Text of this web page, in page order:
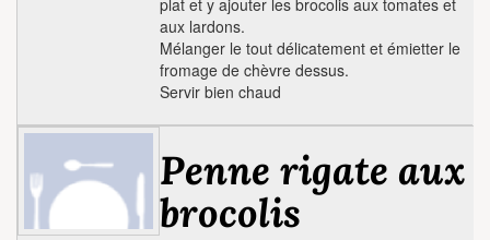
plat et y ajouter les brocolis aux tomates et
aux lardons.
Mélanger le tout délicatement et émietter le
fromage de chèvre dessus.
Servir bien chaud
Penne rigate aux
brocolis